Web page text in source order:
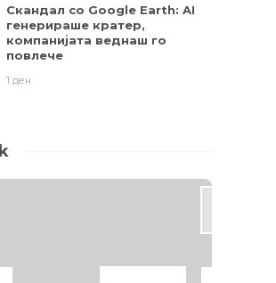
Скандал со Google Earth: AI
генерираше кратер,
компанијата веднаш го
повлече
1 ден